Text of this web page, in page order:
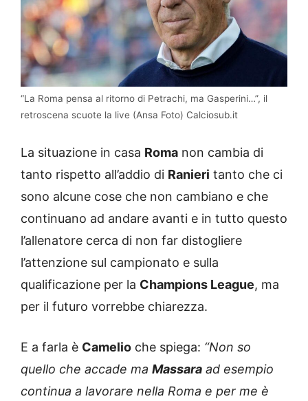
“La Roma pensa al ritorno di Petrachi, ma Gasperini…”, il
retroscena scuote la live (Ansa Foto) Calciosub.it
La situazione in casa Roma non cambia di
tanto rispetto all’addio di Ranieri tanto che ci
sono alcune cose che non cambiano e che
continuano ad andare avanti e in tutto questo
l’allenatore cerca di non far distogliere
l’attenzione sul campionato e sulla
qualificazione per la Champions League, ma
per il futuro vorrebbe chiarezza.
E a farla è Camelio che spiega: “Non so
quello che accade ma Massara ad esempio
continua a lavorare nella Roma e per me è